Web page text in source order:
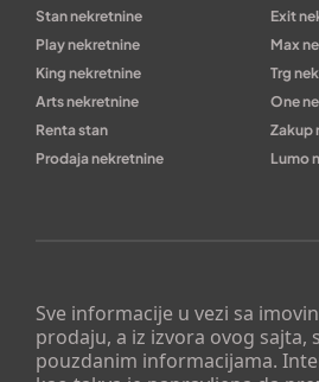
Sve informacije u vezi sa
prodaju, a iz izvora ovog sajta,
pouzdanim informacijama.
Stan nekretnine
Exit
Play nekretnine
Max
King nekretnine
Trg
Arts nekretnine
One
Renta stan
Zakup
Prodaja nekretnine
Lumo